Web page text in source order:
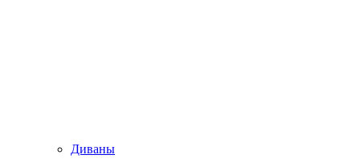
Диваны